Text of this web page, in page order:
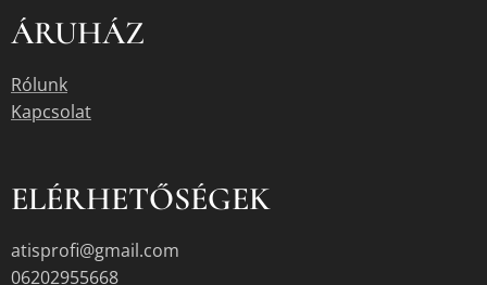
ÁRUHÁZ
Rólunk
Kapcsolat
ELÉRHETŐSÉGEK
atisprofi@gmail.com
06202955668